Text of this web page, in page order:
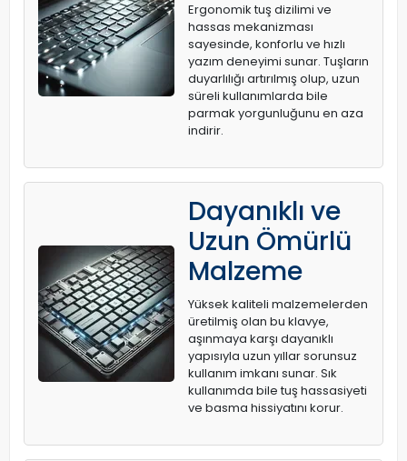
Ergonomik tuş dizilimi ve
hassas mekanizması
sayesinde, konforlu ve hızlı
yazım deneyimi sunar. Tuşların
duyarlılığı artırılmış olup, uzun
süreli kullanımlarda bile
parmak yorgunluğunu en aza
indirir.
Dayanıklı ve
Uzun Ömürlü
Malzeme
Yüksek kaliteli malzemelerden
üretilmiş olan bu klavye,
aşınmaya karşı dayanıklı
yapısıyla uzun yıllar sorunsuz
kullanım imkanı sunar. Sık
kullanımda bile tuş hassasiyeti
ve basma hissiyatını korur.